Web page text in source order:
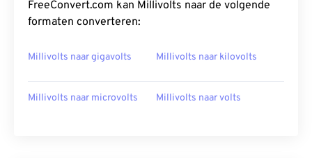
FreeConvert.com kan Millivolts naar de volgende
formaten converteren:
Millivolts naar gigavolts Millivolts naar kilovolts
Millivolts naar microvolts Millivolts naar volts